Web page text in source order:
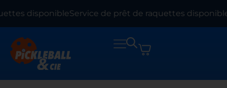
disponibleService de prêt de raquettes disponible